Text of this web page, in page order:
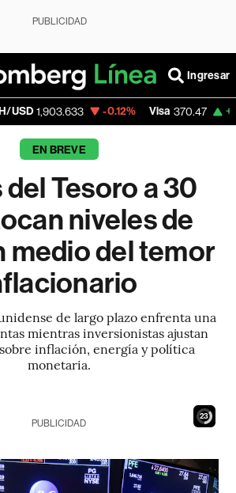
PUBLICIDAD
Ingresar
-0.12% Visa 370.47 +0.52%
EN BREVE
Tesoro a 30
niveles de
medio del temor
de largo plazo enfrenta una
mientras inversionistas ajustan
inflación, energía y política
monetaria.
21
PUBLICIDAD